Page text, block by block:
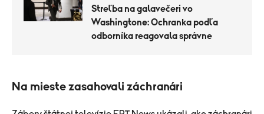
Streľba na galavečeri vo
Washingtone: Ochranka podľa
odborníka reagovala správne
Na mieste zasahovali záchranári